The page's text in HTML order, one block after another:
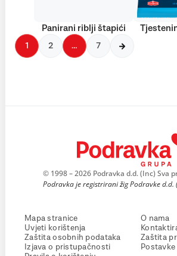
Panirani riblji štapići
1 2 … 7
© 1998 – 2026 Podravka d.d. (Inc) Sva
Podravka je registrirani žig Podravke d.d.
Mapa stranice
Uvjeti korištenja
Zaštita osobnih podataka
Izjava o pristupačnosti
O nama
Zaštita